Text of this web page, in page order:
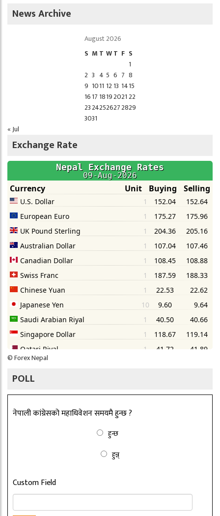
News Archive
August 2026
S M T WT F S
1
2 3 4 5 6 7 8
9 1011 12 13 1415
1617 1819202122
23242526272829
3031
« Jul
Exchange Rate
©Forex Nepal
POLL
नेपाली कांग्रेसको महाधिवेशन समयमै हुन्छ ?
हुन्छ
हुन्न्
Custom Field